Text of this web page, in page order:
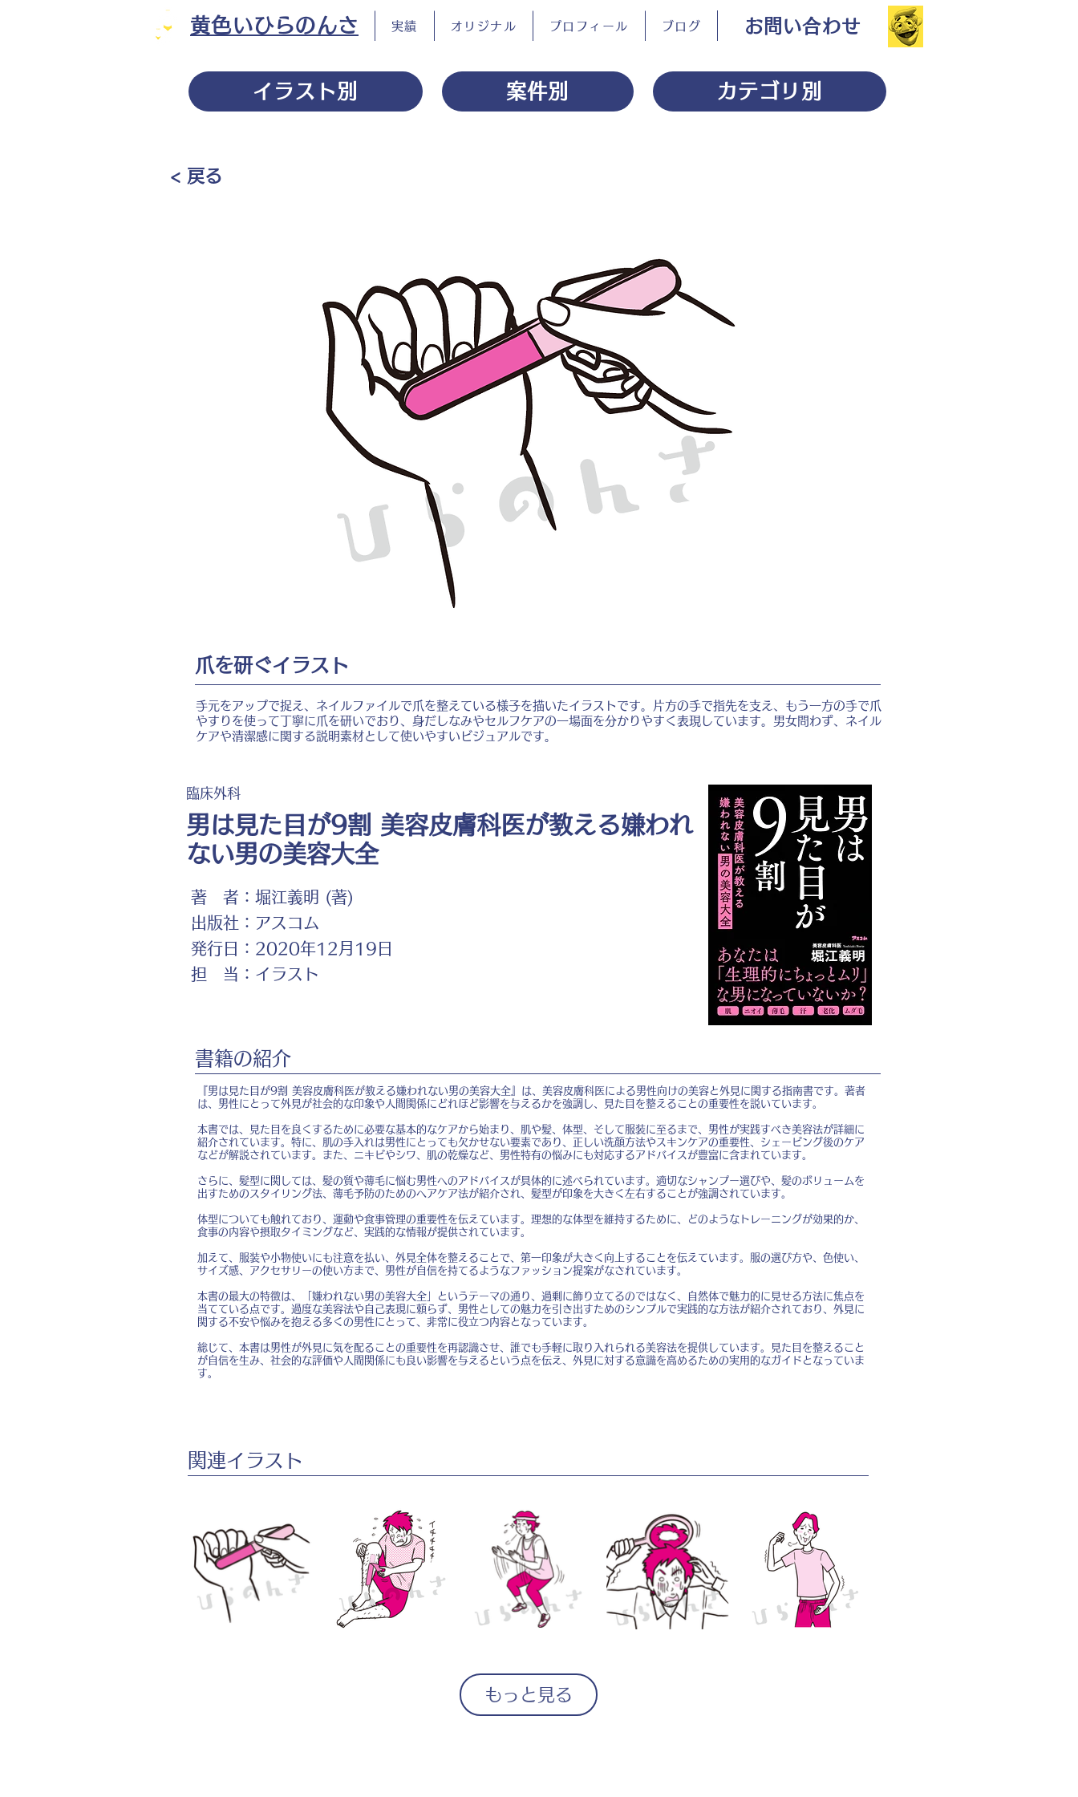
黄色いひらのんさ 実績 オリジナル プロフィール ブログ お問い合わせ
イラスト別 案件別 カテゴリ別
< 戻る
爪を研ぐイラスト
手元をアップで捉え、ネイルファイルで爪を整えている様子を描いたイラストです。片方の手で指先を支え、もう一方の手で爪
やすりを使って丁寧に爪を研いでおり、身だしなみやセルフケアの一場面を分かりやすく表現しています。男女問わず、ネイル
ケアや清潔感に関する説明素材として使いやすいビジュアルです。
臨床外科
男は見た目が9割 美容皮膚科医が教える嫌われ
ない男の美容大全
著 者：
出版社：
発行日：
担 当：
堀江義明 (著)
アスコム
2020年12月19日
イラスト
書籍の紹介
『男は見た目が9割 美容皮膚科医が教える嫌われない男の美容大全』は、美容皮膚科医による男性向けの美容と外見に関する指南書です。著者
は、男性にとって外見が社会的な印象や人間関係にどれほど影響を与えるかを強調し、見た目を整えることの重要性を説いています。
本書では、見た目を良くするために必要な基本的なケアから始まり、肌や髪、体型、そして服装に至るまで、男性が実践すべき美容法が詳細に
紹介されています。特に、肌の手入れは男性にとっても欠かせない要素であり、正しい洗顔方法やスキンケアの重要性、シェービング後のケア
などが解説されています。また、ニキビやシワ、肌の乾燥など、男性特有の悩みにも対応するアドバイスが豊富に含まれています。
さらに、髪型に関しては、髪の質や薄毛に悩む男性へのアドバイスが具体的に述べられています。適切なシャンプー選びや、髪のボリュームを
出すためのスタイリング法、薄毛予防のためのヘアケア法が紹介され、髪型が印象を大きく左右することが強調されています。
体型についても触れており、運動や食事管理の重要性を伝えています。理想的な体型を維持するために、どのようなトレーニングが効果的か、
食事の内容や摂取タイミングなど、実践的な情報が提供されています。
加えて、服装や小物使いにも注意を払い、外見全体を整えることで、第一印象が大きく向上することを伝えています。服の選び方や、色使い、
サイズ感、アクセサリーの使い方まで、男性が自信を持てるようなファッション提案がなされています。
本書の最大の特徴は、「嫌われない男の美容大全」というテーマの通り、過剰に飾り立てるのではなく、自然体で魅力的に見せる方法に焦点を
当てている点です。過度な美容法や自己表現に頼らず、男性としての魅力を引き出すためのシンプルで実践的な方法が紹介されており、外見に
関する不安や悩みを抱える多くの男性にとって、非常に役立つ内容となっています。
総じて、本書は男性が外見に気を配ることの重要性を再認識させ、誰でも手軽に取り入れられる美容法を提供しています。見た目を整えること
が自信を生み、社会的な評価や人間関係にも良い影響を与えるという点を伝え、外見に対する意識を高めるための実用的なガイドとなっていま
す。
​関連イラスト
もっと見る